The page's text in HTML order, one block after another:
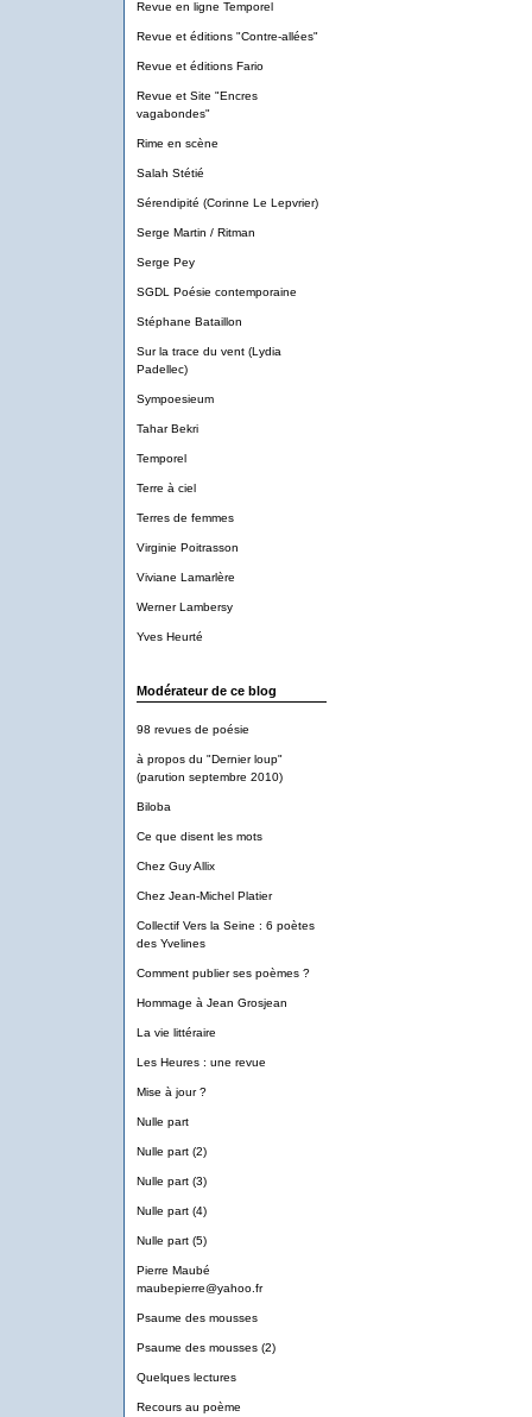
Revue en ligne Temporel
Revue et éditions "Contre-allées"
Revue et éditions Fario
Revue et Site "Encres
vagabondes"
Rime en scène
Salah Stétié
Sérendipité (Corinne Le Lepvrier)
Serge Martin / Ritman
Serge Pey
SGDL Poésie contemporaine
Stéphane Bataillon
Sur la trace du vent (Lydia
Padellec)
Sympoesieum
Tahar Bekri
Temporel
Terre à ciel
Terres de femmes
Virginie Poitrasson
Viviane Lamarlère
Werner Lambersy
Yves Heurté
Modérateur de ce blog
98 revues de poésie
à propos du "Dernier loup"
(parution septembre 2010)
Biloba
Ce que disent les mots
Chez Guy Allix
Chez Jean-Michel Platier
Collectif Vers la Seine : 6 poètes
des Yvelines
Comment publier ses poèmes ?
Hommage à Jean Grosjean
La vie littéraire
Les Heures : une revue
Mise à jour ?
Nulle part
Nulle part (2)
Nulle part (3)
Nulle part (4)
Nulle part (5)
Pierre Maubé
maubepierre@yahoo.fr
Psaume des mousses
Psaume des mousses (2)
Quelques lectures
Recours au poème